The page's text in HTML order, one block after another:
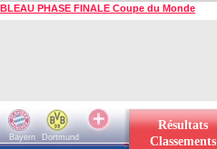
PHASE FINALE Coupe du Monde
Bayern
Dortmund
Résultats
Classements